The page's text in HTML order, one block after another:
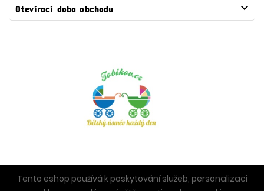
Tento eshop používá k poskytování služeb, personalizaci
Otevírací doba obchodu 